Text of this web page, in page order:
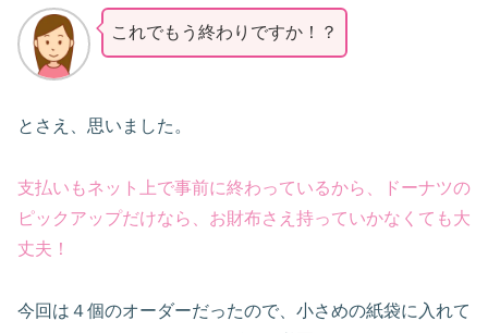
これでもう終わりですか！？
とさえ、思いました。
支払いもネット上で事前に終わっているから、ドーナツの
ピックアップだけなら、お財布さえ持っていかなくても大
丈夫！
今回は４個のオーダーだったので、小さめの紙袋に入れて